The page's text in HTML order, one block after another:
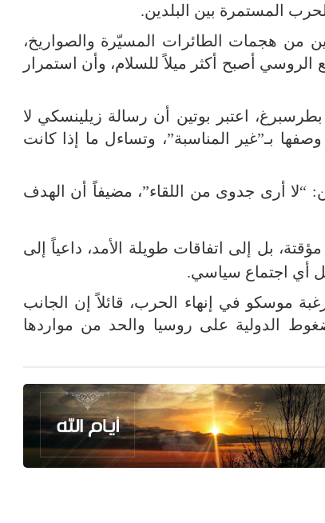
المستمرة بين البلدين.
من هجمات الطائرات المسيّرة والصواريخ،
الروسي أصبح أكثر ميلاً للسلام، وأن استمرار
اعتبر بوتين أن رسالة زيلينسكي لا
بـ”غير المناسبة”، وتساءل ما إذا كانت
“لا أرى جدوى من اللقاء”، مضيفاً أن الهدف
بل إلى اتفاقات طويلة الأمد، داعياً إلى
أي اجتماع سياسي.
موسكو في إنهاء الحرب، قائلاً إن الجانب
الدولية على روسيا والحد من مواردها